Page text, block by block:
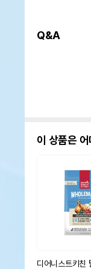
Q&A
이 상품은
디어니스트키친